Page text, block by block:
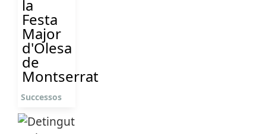
la
Festa
Major
d'Olesa
de
Montserrat
Successos